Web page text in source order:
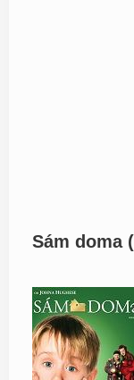
Sám doma